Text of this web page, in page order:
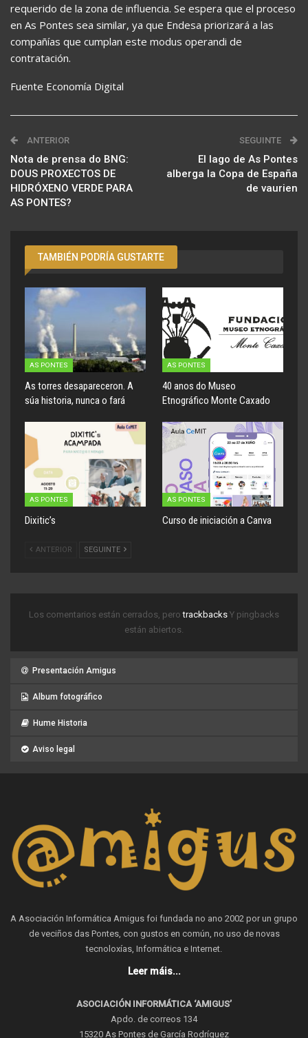
requerido de la zona de influencia. Se espera que el proceso
en As Pontes sea similar, ya que Endesa priorizará a las
compañías que cumplan este modus operandi de
contratación.
Fuente Economía Digital
ANTERIOR
Nota de prensa do BNG:
DOUS PROXECTOS DE
HIDRÓXENO VERDE PARA
AS PONTES?
SEGUINTE
El lago de As Pontes
alberga la Copa de España
de vaurien
TAMBIÉN PODRÍA GUSTARTE
AS PONTES
As torres desapareceron. A
súa historia, nunca o fará
AS PONTES
40 anos do Museo
Etnográfico Monte Caxado
AS PONTES
Dixitic’s
AS PONTES
Curso de iniciación a Canva
ANTERIOR SEGUINTE
Los comentarios están cerrados, perotrackbacks Y pingbacks
están abiertos.
Presentación Amigus
Album fotográfico
Hume Historia
Aviso legal
A Asociación Informática Amigus foi fundada no ano 2002 por un grupo
de veciños das Pontes, con gustos en común, no uso de novas
tecnoloxías, Informática e Internet.
Leer máis...
ASOCIACIÓN INFORMÁTICA ‘AMIGUS’
Apdo. de correos 134
15320 As Pontes de García Rodríguez